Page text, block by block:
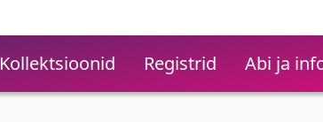
Kollektsioonid Registrid Abi ja